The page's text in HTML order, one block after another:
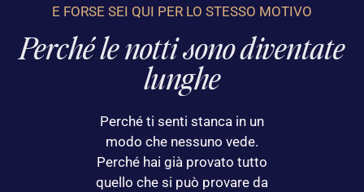
E FORSE SEI QUI PER LO STESSO MOTIVO
Perché le notti sono diventate
lunghe
Perché ti senti stanca in un
modo che nessuno vede.
Perché hai già provato tutto
quello che si può provare da